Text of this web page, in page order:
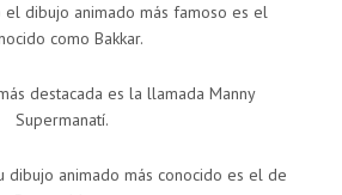
el dibujo animado más famoso es el
como Bakkar.
destacada es la llamada Manny
Supermanatí.
dibujo animado más conocido es el de